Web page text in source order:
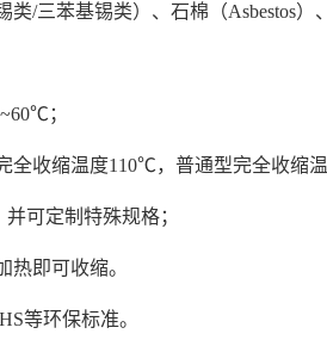
/三苯基锡类）、石棉（Asbestos）
；
收缩温度110℃，普通型完全收缩温
可定制特殊规格；
即可收缩。
等环保标准。